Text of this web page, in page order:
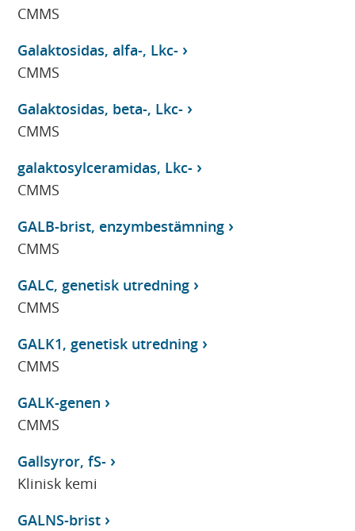
CMMS
Galaktosidas, alfa-, Lkc-
CMMS
Galaktosidas, beta-, Lkc-
CMMS
galaktosylceramidas, Lkc-
CMMS
GALB-brist, enzymbestämning
CMMS
GALC, genetisk utredning
CMMS
GALK1, genetisk utredning
CMMS
GALK-genen
CMMS
Gallsyror, fS-
Klinisk kemi
GALNS-brist